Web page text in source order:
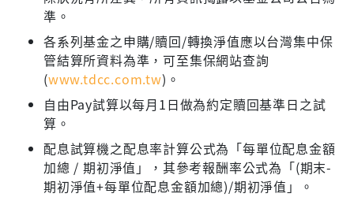
準。
各系列基金之申購/贖回/轉換淨值應以台灣集中保
管結算所資料為準，可至集保網站查詢
(www.tdcc.com.tw)。
自由Pay試算以每月1日做為約定贖回基準日之試
算。
配息試算機之配息率計算公式為「每單位配息金額
加總 / 期初淨值」，其參考報酬率公式為「(期末-
期初淨值+每單位配息金額加總)/期初淨值」。